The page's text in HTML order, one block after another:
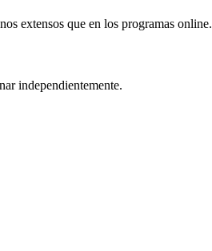
extensos que en los programas online.
independientemente.